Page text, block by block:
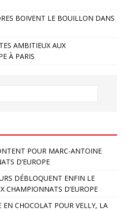
BOIVENT LE BOUILLON DANS
AMBITIEUX AUX
À PARIS
POUR MARC-ANTOINE
D’EUROPE
DÉBLOQUENT ENFIN LE
CHAMPIONNATS D’EUROPE
CHOCOLAT POUR VELLY, LA